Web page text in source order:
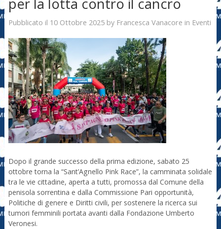
per la lotta contro il cancro
Pubblicato il 10 Ottobre 2025by Francesca Vanacore in Eventi
Dopo il grande successo della prima edizione, sabato 25
ottobre torna la “Sant’Agnello Pink Race”, la camminata solidale
tra le vie cittadine, aperta a tutti, promossa dal Comune della
penisola sorrentina e dalla Commissione Pari opportunità,
Politiche di genere e Diritti civili, per sostenere la ricerca sui
tumori femminili portata avanti dalla Fondazione Umberto
Veronesi.